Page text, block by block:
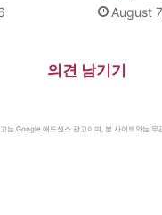
August
의견 남기기
는 Google 애드센스 광고이며, 본 사이트와는 무